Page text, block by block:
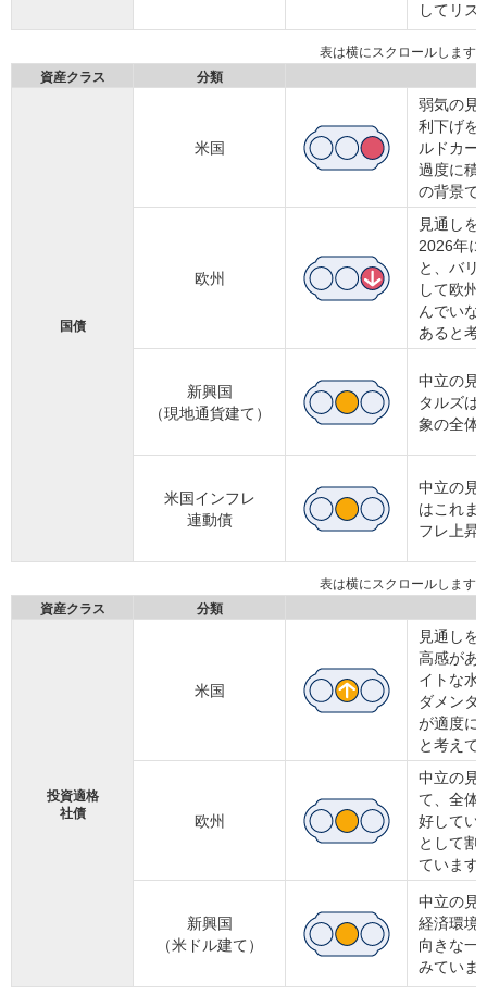
してリス
資産クラス 分類
国債
米国
弱気の見
利下げを
ルドカー
過度に積
の背景で
欧州
見通しを
2026年
と、バリ
して欧州
んでいな
あると考
新興国
（現地通貨建て）
中立の見
タルズは
象の全体
米国インフレ
連動債
中立の見
はこれま
フレ上昇
資産クラス 分類
投資適格
社債
米国
見通しを
高感があ
イトな水
ダメンタ
が適度に
と考えて
欧州
中立の見
て、全体
好してい
として割
ています
新興国
（米ドル建て）
中立の見
経済環境
向きな一
みていま